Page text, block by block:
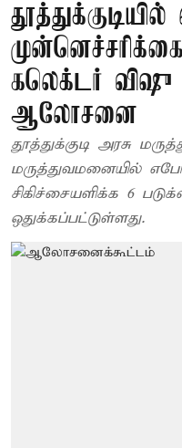
கலெக்டர்
ஆலோசனை
தூத்துக்குடி அரசு
மருத்துவமனையில்
சிகிச்சையளிக்க 6
ஒதுக்கப்பட்டுள்ளது.